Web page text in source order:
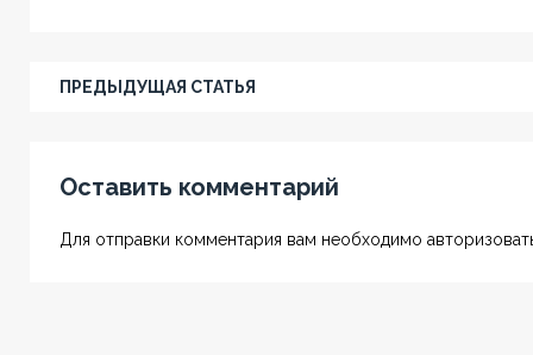
ПРЕДЫДУЩАЯ СТАТЬЯ
Оставить комментарий
Для отправки комментария вам необходимо